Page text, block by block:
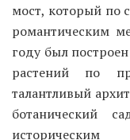
мост, который по
романтическим
году был
растений по
талантливый
ботанический